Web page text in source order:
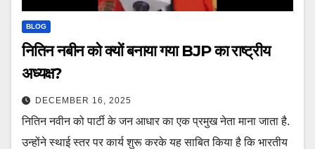
BLOG
नितिन नबीन को क्यों बनाया गया BJP का राष्ट्रीय
अध्यक्ष?
DECEMBER 16, 2025
नितिन नवीन को पार्टी के जन आधार का एक प्रमुख नेता माना जाता है.
उन्होंने स्थाई स्तर पर कार्य शुरू करके यह साबित किया है कि भारतीय